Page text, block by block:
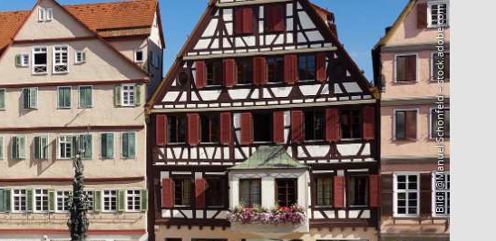
Bild: @Manuel Schönfeld – stock.adobe.com